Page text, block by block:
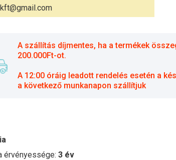
költség:ingyenes
A szállítás díjmentes, ha a termékek
200.000Ft-ot.
A 12:00 óráig leadott rendelés esetén a
a következő munkanapon szállítjuk
érvényessége: 3 év